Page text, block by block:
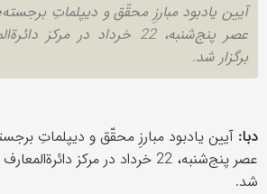
آیین یادبود مبارزِ محقّق و دیپلماتِ
عصر پنج‌شنبه، 22 خرداد در
برگزار شد.
دبا: آیین یادبود مبارزِ محقّق و دیپلماتِ
عصر پنج‌شنبه، 22 خرداد در مرکز
شد.